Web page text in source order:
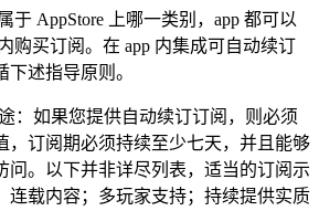
于 AppStore 上哪一类别，app 都可以
购买订阅。在 app 内集成可自动续订
述指导原则。
：如果您提供自动续订订阅，则必须
，订阅期必须持续至少七天，并且能够
问。以下并非详尽列表，适当的订阅示
连载内容；多玩家支持；持续提供实质